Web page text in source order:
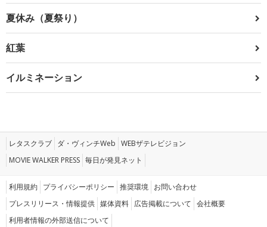
夏休み（夏祭り）
紅葉
イルミネーション
レタスクラブ ダ・ヴィンチWeb WEBザテレビジョン
MOVIE WALKER PRESS 毎日が発見ネット
利用規約 プライバシーポリシー 推奨環境 お問い合わせ
プレスリリース・情報提供 媒体資料 広告掲載について 会社概要
利用者情報の外部送信について